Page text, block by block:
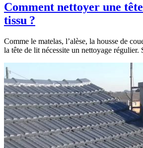
Comment nettoyer une
tissu ?
Comme le matelas, l’alèse, la housse de
la tête de lit nécessite un nettoyage